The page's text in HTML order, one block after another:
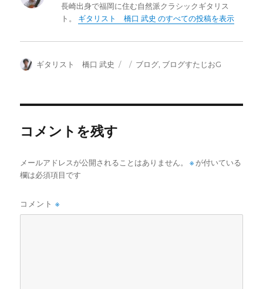
長崎出身で福岡に住む自然派クラシックギタリス
ト。 ギタリスト 橋口 武史 のすべての投稿を表示
投
ギタリスト 橋口 武史
投 カ
ブログ, ブログすたじおG
コメントを残す
メールアドレスが公開されることはありません。 ※ が付いている
欄は必須項目です
コメント※